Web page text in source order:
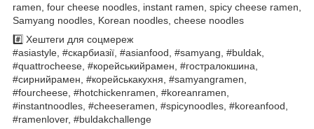
ramen, four cheese noodles, instant ramen, spicy cheese ramen,
Samyang noodles, Korean noodles, cheese noodles
#️⃣ Хештеги для соцмереж
#asiastyle, #скарбиазії, #asianfood, #samyang, #buldak,
#quattrocheese, #корейськийрамен, #гостралокшина,
#сирнийрамен, #корейськакухня, #samyangramen,
#fourcheese, #hotchickenramen, #koreanramen,
#instantnoodles, #cheeseramen, #spicynoodles, #koreanfood,
#ramenlover, #buldakchallenge